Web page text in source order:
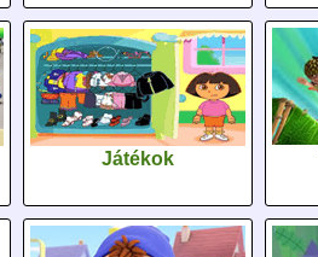
Játékok